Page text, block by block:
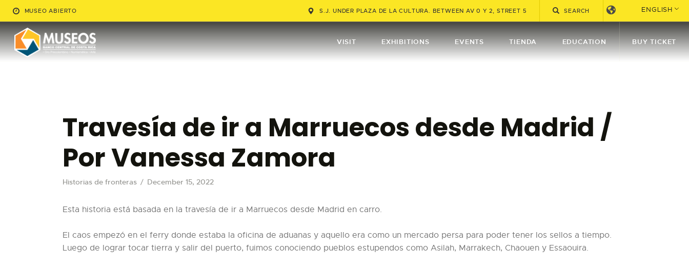
MUSEO ABIERTO S.J. UNDER PLAZA DE LA CULTURA. BETWEEN AV 0 Y 2, STREET 5 ENGLISH
VISIT EXHIBITIONS EVENTS TIENDA EDUCATION BUY TICKET
EXHIBITIONS
EDUCATION
BUY TICKET
Travesía de ir a Marruecos desde Madrid /
Por Vanessa Zamora
Historias de fronteras December 15, 2022
Esta historia está basada en la travesía de ir a Marruecos desde Madrid en carro.
El caos empezó en el ferry donde estaba la oficina de aduanas y aquello era como un mercado persa para poder tener los sellos a tiempo.
Luego de lograr tocar tierra y salir del puerto, fuimos conociendo pueblos estupendos como Asilah, Marrakech, Chaouen y Essaouira.